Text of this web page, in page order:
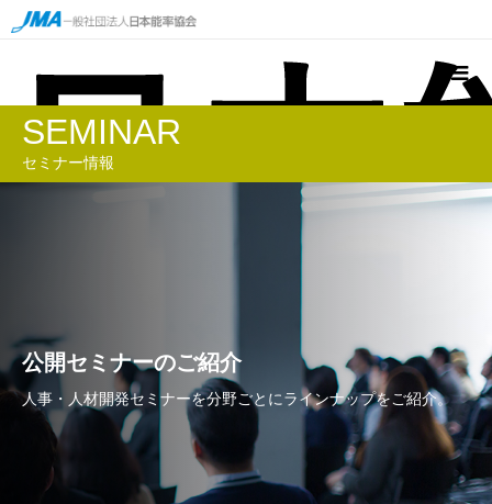
SEMINAR
セミナー情報
公開セミナーのご紹介
人事・人材開発セミナーを分野ごとにラインナップをご紹介。